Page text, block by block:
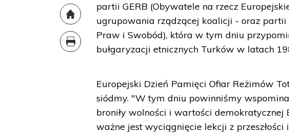
partii GERB (Obywatele na rzecz
ugrupowania rządzącej koalicji - oraz partii
Praw i Swobód), która w tym dniu
bułgaryzacji etnicznych Turków w latach
Europejski Dzień Pamięci Ofiar Reżimów
siódmy. "W tym dniu powinniśmy
broniły wolności i wartości
ważne jest wyciągnięcie lekcji z